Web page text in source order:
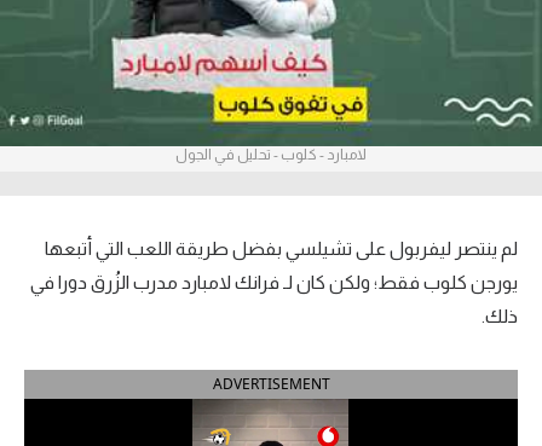
أمريكا 2026
الدوري الإسباني
لامبارد - كلوب - تحليل في الجول
لم ينتصر ليفربول على تشيلسي بفضل طريقة اللعب التي أتبعها
يورجن كلوب فقط؛ ولكن كان لـ فرانك لامبارد مدرب الزُرق دورا في
ذلك.
ADVERTISEMENT